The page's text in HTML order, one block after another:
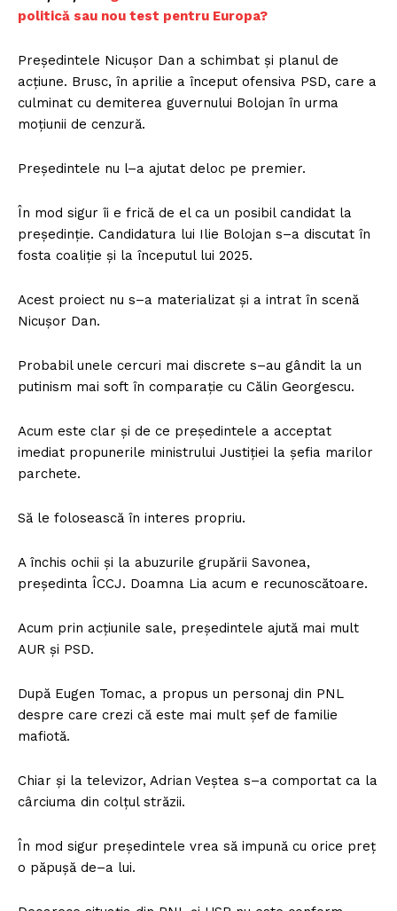
politică sau nou test pentru Europa?
Președintele Nicușor Dan a schimbat și planul de
acțiune. Brusc, în aprilie a început ofensiva PSD, care a
culminat cu demiterea guvernului Bolojan în urma
moțiunii de cenzură.
Președintele nu l–a ajutat deloc pe premier.
În mod sigur îi e frică de el ca un posibil candidat la
președinție. Candidatura lui Ilie Bolojan s–a discutat în
fosta coaliție și la începutul lui 2025.
Acest proiect nu s–a materializat și a intrat în scenă
Nicușor Dan.
Probabil unele cercuri mai discrete s–au gândit la un
putinism mai soft în comparație cu Călin Georgescu.
Acum este clar și de ce președintele a acceptat
imediat propunerile ministrului Justiției la șefia marilor
parchete.
Să le folosească în interes propriu.
A închis ochii și la abuzurile grupării Savonea,
președinta ÎCCJ. Doamna Lia acum e recunoscătoare.
Acum prin acțiunile sale, președintele ajută mai mult
AUR și PSD.
După Eugen Tomac, a propus un personaj din PNL
despre care crezi că este mai mult șef de familie
mafiotă.
Chiar și la televizor, Adrian Veștea s–a comportat ca la
cârciuma din colțul străzii.
În mod sigur președintele vrea să impună cu orice preț
o păpușă de–a lui.